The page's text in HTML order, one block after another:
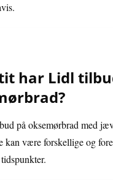
har Lidl
på oksemørbrad med
kan være forskellige og